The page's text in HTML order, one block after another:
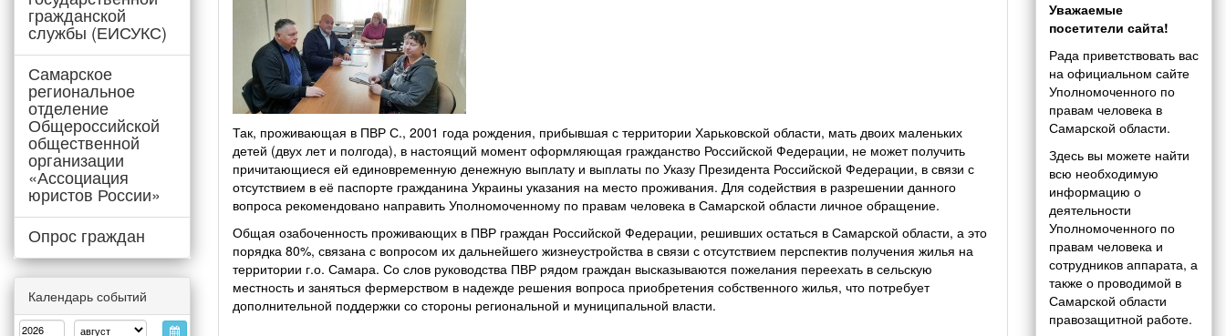
гражданской
службы (ЕИСУКС)
Самарское
региональное
отделение
Общероссийской
общественной
организации
«Ассоциация
юристов России»
Опрос граждан
Календарь событий
Так, проживающая в ПВР С., 2001 года рождения, прибывшая с территории Харьковской области, мать двоих маленьких
детей (двух лет и полгода), в настоящий момент оформляющая гражданство Российской Федерации, не может получить
причитающиеся ей единовременную денежную выплату и выплаты по Указу Президента Российской Федерации, в связи с
отсутствием в её паспорте гражданина Украины указания на место проживания. Для содействия в разрешении данного
вопроса рекомендовано направить Уполномоченному по правам человека в Самарской области личное обращение.
Общая озабоченность проживающих в ПВР граждан Российской Федерации, решивших остаться в Самарской области, а это
порядка 80%, связана с вопросом их дальнейшего жизнеустройства в связи с отсутствием перспектив получения жилья на
территории г.о. Самара. Со слов руководства ПВР рядом граждан высказываются пожелания переехать в сельскую
местность и заняться фермерством в надежде решения вопроса приобретения собственного жилья, что потребует
дополнительной поддержки со стороны региональной и муниципальной власти.
Уважаемые
посетители сайта!
Рада приветствовать вас
на официальном сайте
Уполномоченного по
правам человека в
Самарской области.
Здесь вы можете найти
всю необходимую
информацию о
деятельности
Уполномоченного по
правам человека и
сотрудников аппарата, а
также о проводимой в
Самарской области
правозащитной работе.